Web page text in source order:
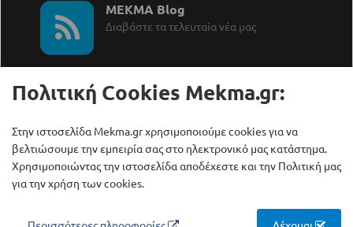
MEKMA Blog
∆ιαβάστε τα τελευταία νέα μας
Καλέστε μας:
+30 210 27 58 228
ΜΕΚΜΑ Α.Ε.
Γρηγορίου Λαμπράκη 21,
Λυκόβρυση Τ.Κ. 14123
Πολιτική Cookies Mekma.gr:
Στην ιστοσελίδα Mekma.gr χρησιμοποιούμε cookies για να
βελτιώσουμε την εμπειρία σας στο ηλεκτρονικό μας κατάστημα.
Χρησιμοποιώντας την ιστοσελίδα αποδέχεστε και την Πολιτική μας
για την χρήση των cookies.